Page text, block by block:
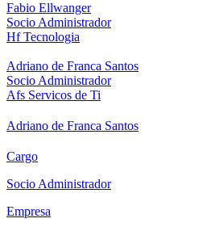
Fabio Ellwanger
Socio Administrador
Hf Tecnologia
Adriano de Franca Santos
Socio Administrador
Afs Servicos de Ti
Adriano de Franca Santos
Cargo
Socio Administrador
Empresa